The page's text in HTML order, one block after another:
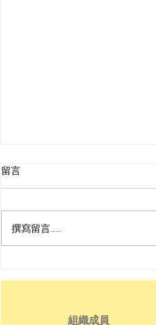
Unto Death
留言
撰寫留言......
組織成員